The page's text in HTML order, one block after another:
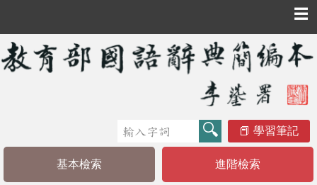
☰
學習筆記
基本檢索 進階檢索